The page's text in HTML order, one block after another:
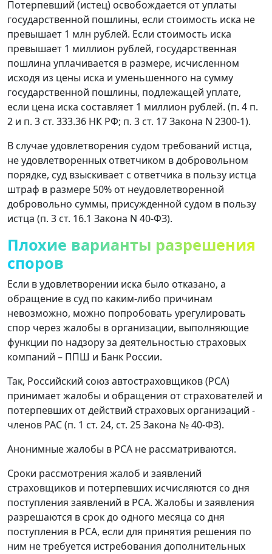
Потерпевший (истец) освобождается от уплаты
государственной пошлины, если стоимость иска не
превышает 1 млн рублей. Если стоимость иска
превышает 1 миллион рублей, государственная
пошлина уплачивается в размере, исчисленном
исходя из цены иска и уменьшенного на сумму
государственной пошлины, подлежащей уплате,
если цена иска составляет 1 миллион рублей. (п. 4 п.
2 и п. 3 ст. 333.36 НК РФ; п. 3 ст. 17 Закона N 2300-1).
В случае удовлетворения судом требований истца,
не удовлетворенных ответчиком в добровольном
порядке, суд взыскивает с ответчика в пользу истца
штраф в размере 50% от неудовлетворенной
добровольно суммы, присужденной судом в пользу
истца (п. 3 ст. 16.1 Закона N 40-ФЗ).
Плохие варианты разрешения
споров
Если в удовлетворении иска было отказано, а
обращение в суд по каким-либо причинам
невозможно, можно попробовать урегулировать
спор через жалобы в организации, выполняющие
функции по надзору за деятельностью страховых
компаний – ППШ и Банк России.
Так, Российский союз автостраховщиков (РСА)
принимает жалобы и обращения от страхователей и
потерпевших от действий страховых организаций -
членов РАС (п. 1 ст. 24, ст. 25 Закона № 40-ФЗ).
Анонимные жалобы в РСА не рассматриваются.
Сроки рассмотрения жалоб и заявлений
страховщиков и потерпевших исчисляются со дня
поступления заявлений в РСА. Жалобы и заявления
разрешаются в срок до одного месяца со дня
поступления в РСА, если для принятия решения по
ним не требуется истребования дополнительных